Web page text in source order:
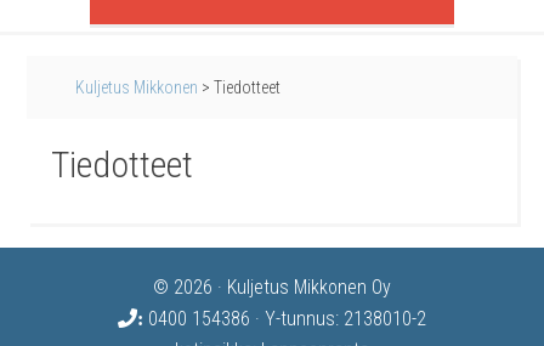
Kuljetus Mikkonen >Tie­dot­teet
Tie­dot­teet
© 2026 · Kuljetus Mikkonen Oy
: 0400 154386 · Y-tunnus: 2138010-2